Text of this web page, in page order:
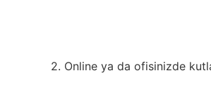
2. Online ya da ofisinizde